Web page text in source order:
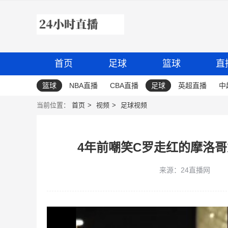
首页 足球 篮球 直
篮球 NBA直播 CBA直播 足球 英超直播 中
当前位置： 首页 视频 足球视频
4年前嘲笑C罗走红的摩洛
来源：24直播网